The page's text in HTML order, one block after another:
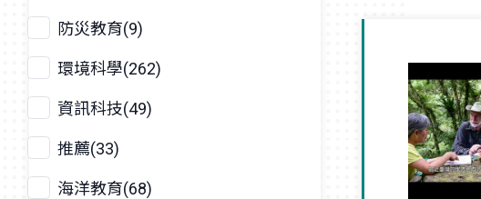
防災教育(9)
環境科學(262)
資訊科技(49)
推薦(33)
海洋教育(68)